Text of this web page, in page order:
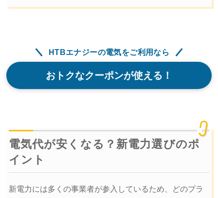
HTBエナジーの電気をご利用なら
おトクなクーポンが使える！
電気代が安くなる？新電力選びのポ
イント
新電力には多くの事業者が参入しているため、どのプラ